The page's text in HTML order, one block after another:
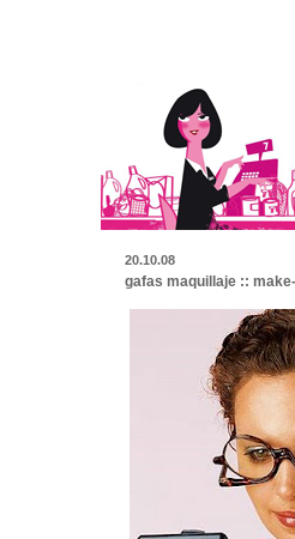
20.10.08
gafas maquillaje ::